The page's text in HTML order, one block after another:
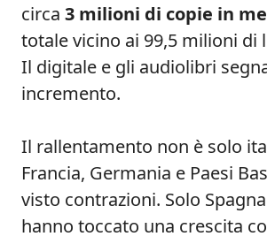
circa 3 milioni di copie in
totale vicino ai 99,5 milioni di
Il digitale e gli audiolibri
incremento.
Il rallentamento non è solo
Francia, Germania e Paesi
visto contrazioni. Solo
hanno toccato una crescita